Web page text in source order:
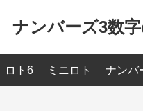
ナンバーズ3数
ロト6 ミニロト ナンバ